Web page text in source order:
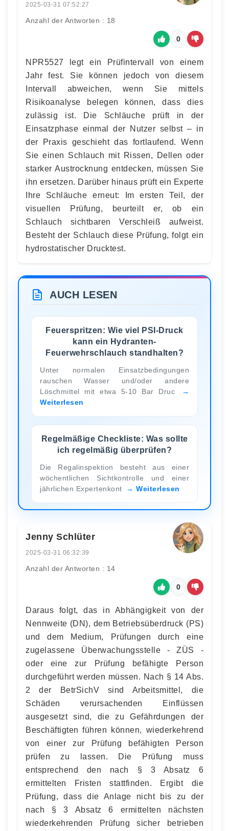
2025-03-31 07:52:27
Anzahl der Antworten : 18
0
NPR5527 legt ein Prüfintervall von einem
Jahr fest. Sie können jedoch von diesem
Intervall abweichen, wenn Sie mittels
Risikoanalyse belegen können, dass dies
zulässig ist. Die Schläuche prüft in der
Einsatzphase einmal der Nutzer selbst – in
der Praxis geschieht das fortlaufend. Wenn
Sie einen Schlauch mit Rissen, Dellen oder
starker Austrocknung entdecken, müssen Sie
ihn ersetzen. Darüber hinaus prüft ein Experte
Ihre Schläuche erneut: Im ersten Teil, der
visuellen Prüfung, beurteilt er, ob ein
Schlauch sichtbaren Verschleiß aufweist.
Besteht der Schlauch diese Prüfung, folgt ein
hydrostatischer Drucktest.
AUCH LESEN
Feuerspritzen: Wie viel PSI-Druck
kann ein Hydranten-
Feuerwehrschlauch standhalten?
Unter normalen Einsatzbedingungen
rauschen Wasser und/oder andere
Löschmittel mit etwa 5-10 Bar Druc
Weiterlesen
Regelmäßige Checkliste: Was sollte
ich regelmäßig überprüfen?
Die Regalinspektion besteht aus einer
wöchentlichen Sichtkontrolle und einer
jährlichen Expertenkont
Weiterlesen
Jenny Schlüter
2025-03-31 06:32:39
Anzahl der Antworten : 14
0
Daraus folgt, das in Abhängigkeit von der
Nennweite (DN), dem Betriebsüberdruck (PS)
und dem Medium, Prüfungen durch eine
zugelassene Überwachungsstelle - ZÜS -
oder eine zur Prüfung befähigte Person
durchgeführt werden müssen. Nach § 14 Abs.
2 der BetrSichV sind Arbeitsmittel, die
Schäden verursachenden Einflüssen
ausgesetzt sind, die zu Gefährdungen der
Beschäftigten führen können, wiederkehrend
von einer zur Prüfung befähigten Person
prüfen zu lassen. Die Prüfung muss
entsprechend den nach § 3 Absatz 6
ermittelten Fristen stattfinden. Ergibt die
Prüfung, dass die Anlage nicht bis zu der
nach § 3 Absatz 6 ermittelten nächsten
wiederkehrenden Prüfung sicher betrieben